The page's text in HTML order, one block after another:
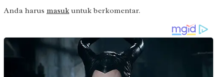
Anda harus masuk untuk berkomentar.